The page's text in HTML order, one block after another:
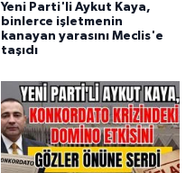
Yeni Parti'li Aykut Kaya,
binlerce işletmenin
kanayan yarasını Meclis'e
taşıdı